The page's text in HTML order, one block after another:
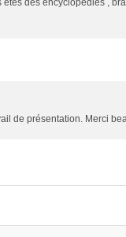
des encyclopédies ,
de présentation. Merci